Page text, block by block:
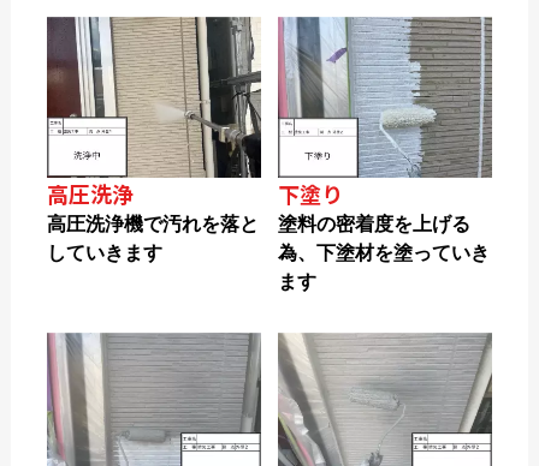
高圧洗浄
高圧洗浄機で汚れを落と
していきます
下塗り
塗料の密着度を上げる
為、下塗材を塗っていき
ます